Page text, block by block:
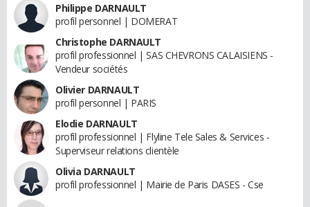
Philippe DARNAULT
profil personnel | DOMERAT
Christophe DARNAULT
profil professionnel | SAS CHEVRONS CALAISIENS -
Vendeur sociétés
Olivier DARNAULT
profil personnel | PARIS
Elodie DARNAULT
profil professionnel | Flyline Tele Sales & Services -
Superviseur relations clientèle
Olivia DARNAULT
profil professionnel | Mairie de Paris DASES - Cse